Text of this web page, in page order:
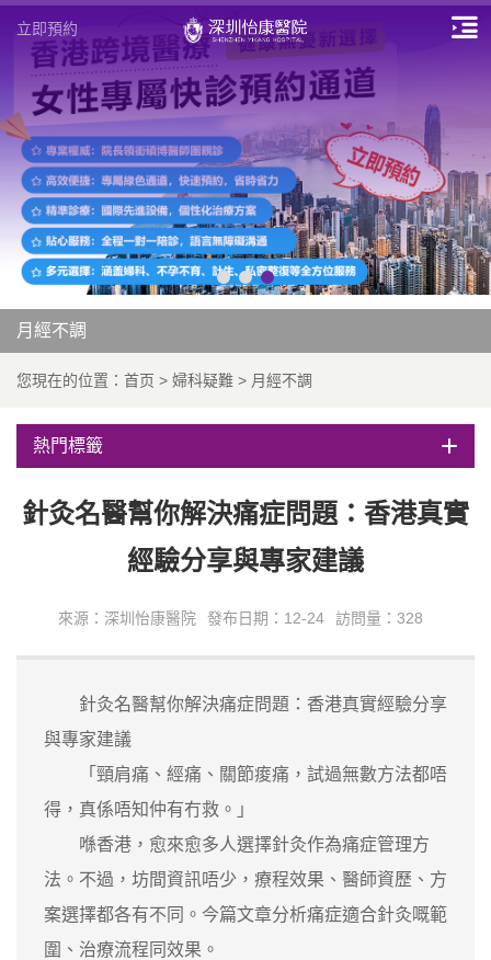
立即預約
月經不調
您現在的位置： 首页 > 婦科疑難 > 月經不調
熱門標籤
針灸名醫幫你解決痛症問題：香港真實
經驗分享與專家建議
來源：深圳怡康醫院 發布日期：12-24 訪問量：328
針灸名醫幫你解決痛症問題：香港真實經驗分享
與專家建議
「頸肩痛、經痛、關節痠痛，試過無數方法都唔
得，真係唔知仲有冇救。」
喺香港，愈來愈多人選擇針灸作為痛症管理方
法。不過，坊間資訊唔少，療程效果、醫師資歷、方
案選擇都各有不同。今篇文章分析痛症適合針灸嘅範
圍、治療流程同效果。